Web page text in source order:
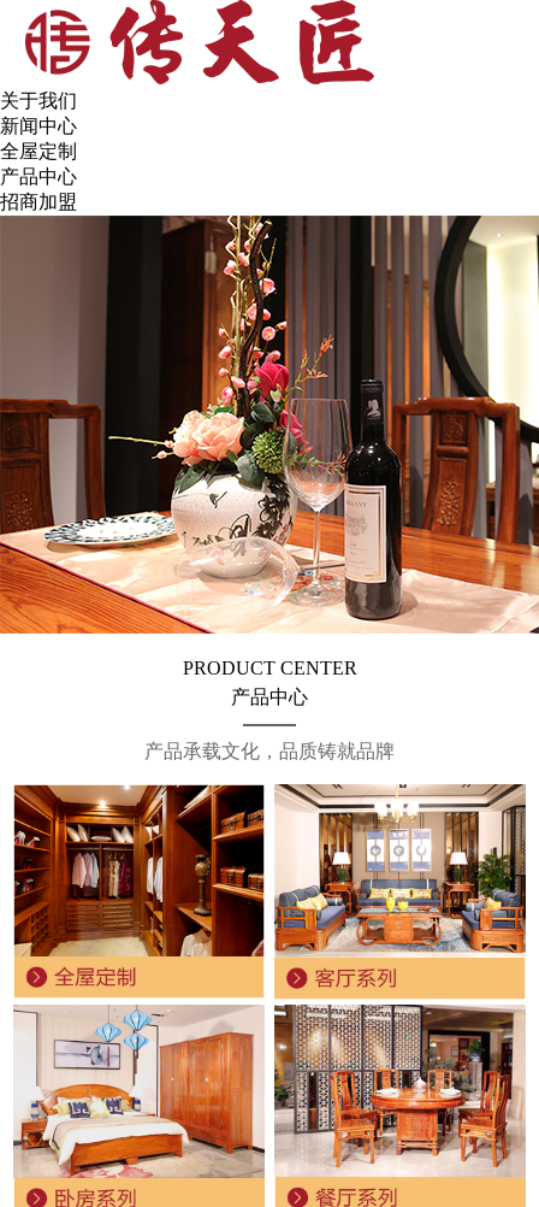
关于我们
新闻中心
全屋定制
产品中心
招商加盟
PRODUCT CENTER
产品中心
产品承载文化，品质铸就品牌